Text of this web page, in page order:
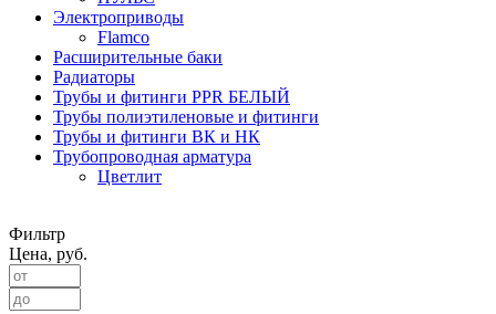
Электроприводы
Flamco
Расширительные баки
Радиаторы
Трубы и фитинги PPR БЕЛЫЙ
Трубы полиэтиленовые и фитинги
Трубы и фитинги ВК и НК
Трубопроводная арматура
Цветлит
Фильтр
Цена, руб.